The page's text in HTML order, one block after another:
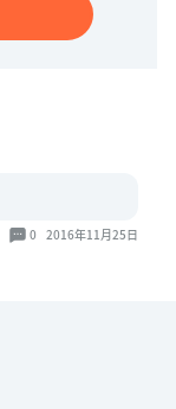
0 2016年11月25日